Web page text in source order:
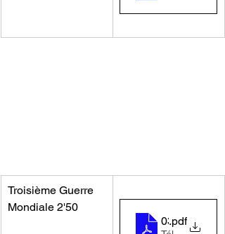
Troisième Guerre
Mondiale 2'50
03-.pdf